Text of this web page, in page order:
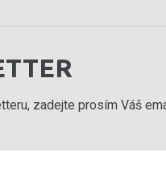
zadejte prosím Váš